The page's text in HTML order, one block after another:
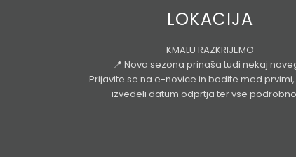
LOKACIJA
KMALU RAZKRIJEMO
📍 Nova sezona prinaša tudi nekaj
Prijavite se na e-novice in bodite med
izvedeli datum odprtja ter vse